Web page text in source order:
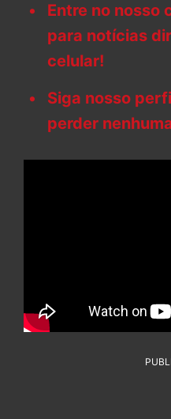
Entre no nosso
para notícias
celular!
Siga nosso
perder